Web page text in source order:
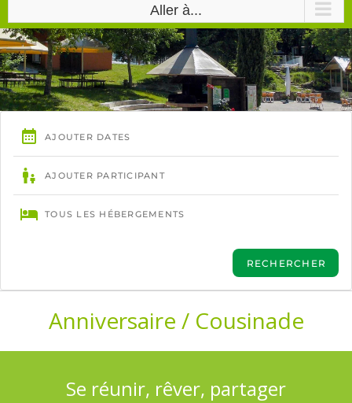
Aller à...
Anniversaire / Cousinade
Se réunir, rêver, partager